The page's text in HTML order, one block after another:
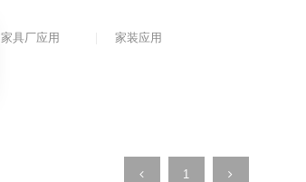
家具厂应用 家装应用
1